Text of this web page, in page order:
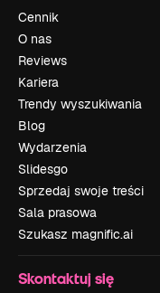
Cennik
O nas
Reviews
Kariera
Trendy wyszukiwania
Blog
Wydarzenia
Slidesgo
Sprzedaj swoje treści
Sala prasowa
Szukasz magnific.ai
Skontaktuj się